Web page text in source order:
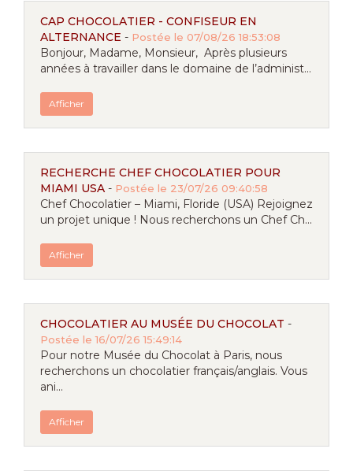
CAP CHOCOLATIER - CONFISEUR EN
ALTERNANCE - Postée le 07/08/26 18:53:08
Bonjour, Madame, Monsieur, Après plusieurs
années à travailler dans le domaine de l’administ...
Afficher
RECHERCHE CHEF CHOCOLATIER POUR
MIAMI USA - Postée le 23/07/26 09:40:58
Chef Chocolatier – Miami, Floride (USA) Rejoignez
un projet unique ! Nous recherchons un Chef Ch...
Afficher
CHOCOLATIER AU MUSÉE DU CHOCOLAT -
Postée le 16/07/26 15:49:14
Pour notre Musée du Chocolat à Paris, nous
recherchons un chocolatier français/anglais. Vous
ani...
Afficher